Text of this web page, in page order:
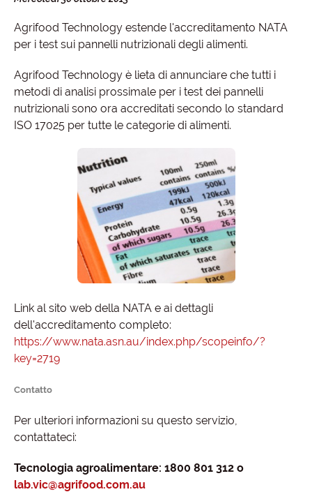
Agrifood Technology estende l'accreditamento NATA
per i test sui pannelli nutrizionali degli alimenti.
Agrifood Technology è lieta di annunciare che tutti i
metodi di analisi prossimale per i test dei pannelli
nutrizionali sono ora accreditati secondo lo standard
ISO 17025 per tutte le categorie di alimenti.
Link al sito web della NATA e ai dettagli
dell'accreditamento completo:
https://www.nata.asn.au/index.php/scopeinfo/?
key=2719
Contatto
Per ulteriori informazioni su questo servizio,
Tecnologia agroalimentare: 1800 801 312 o
lab.vic@agrifood.com.au